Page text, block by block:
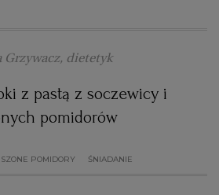
TRÓJMIASTO
Grzywacz, dietetyk
z pastą z soczewicy i
pomidorów
POMIDORY ŚNIADANIE